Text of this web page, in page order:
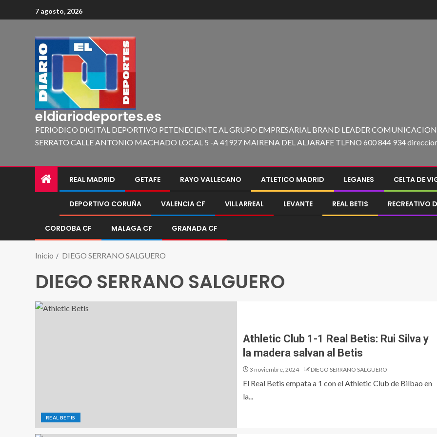
7 agosto, 2026
eldiariodeportes.es
PERIODICO DIGITAL DEPORTIVO PETENECIENTE AL GRUPO EMPRESARIAL BRAND LEADER
SERRATO CALLE ANTONIO MACHADO LOCAL 5 -A 41927 MAIRENA DEL ALJARAFE TLFNO 600 844 934
REAL MADRID GETAFE RAYO VALLECANO ATLETICO MADRID LEGANES CELTA DE
DEPORTIVO CORUÑA VALENCIA CF VILLARREAL LEVANTE REAL BETIS RECREATIVO
CORDOBA CF MALAGA CF GRANADA CF
Inicio DIEGO SERRANO SALGUERO
DIEGO SERRANO SALGUERO
REAL BETIS
Athletic Club 1-1 Real Betis: Rui Silva y
la madera salvan al Betis
3 noviembre, 2024 DIEGO SERRANO SALGUERO
El Real Betis empata a 1 con el Athletic Club de Bilbao en
la...